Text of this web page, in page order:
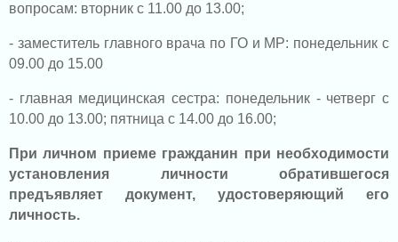
вопросам: вторник с 11.00 до 13.00;
- заместитель главного врача по ГО и МР: понедельник с
09.00 до 15.00
- главная медицинская сестра: понедельник - четверг с
10.00 до 13.00; пятница с 14.00 до 16.00;
При личном приеме гражданин при необходимости
установления личности обратившегося
предъявляет документ, удостоверяющий его
личность.